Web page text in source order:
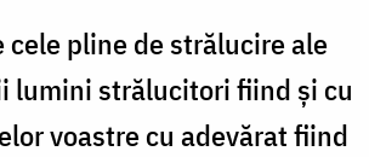
cele pline de strălucire ale
lu­mini strălucitori fiind şi cu
voastre cu ade­vărat fiind